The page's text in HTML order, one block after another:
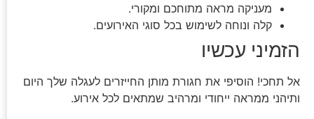
מעניקה מראה מתוחכם ומקורי.
קלה ונוחה לשימוש בכל סוגי האירועים.
הזמיני עכשיו
אל תחכי! הוסיפי את חגורת מותן החייזרים לעגלה שלך היום
ותיהני ממראה ייחודי ומרהיב שמתאים לכל אירוע.